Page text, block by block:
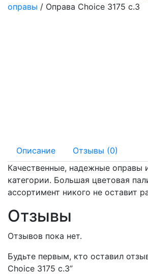
оправы / Оправа Choice 3175 с.3
Описание
Отзывы (0)
Качественные, надежные оправы
категории. Большая цветовая
ассортимент никого не оставит
Отзывы
Отзывов пока нет.
Будьте первым, кто оставил
Choice 3175 с.3”